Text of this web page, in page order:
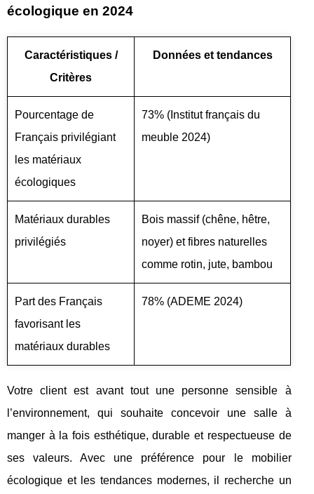
écologique en 2024
Caractéristiques /
Critères
Données et tendances
Pourcentage de
Français privilégiant
les matériaux
écologiques
73% (Institut français du
meuble 2024)
Matériaux durables
privilégiés
Bois massif (chêne, hêtre,
noyer) et fibres naturelles
comme rotin, jute, bambou
Part des Français
favorisant les
matériaux durables
78% (ADEME 2024)
Votre client est avant tout une personne sensible à
l’environnement, qui souhaite concevoir une salle à
manger à la fois esthétique, durable et respectueuse de
ses valeurs. Avec une préférence pour le mobilier
écologique et les tendances modernes, il recherche un